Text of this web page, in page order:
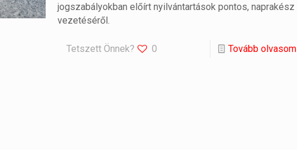
jogszabályokban előírt nyilvántartások pontos, naprakész
vezetéséről.
Tetszett Önnek? 0 Tovább olvasom